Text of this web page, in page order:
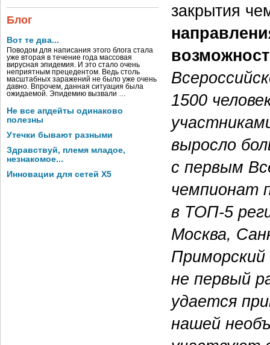
Блог
Вот те два...
Поводом для написания этого блога стала
уже вторая в течение года массовая
вирусная эпидемия. И это стало очень
неприятным прецедентом. Ведь столь
масштабных заражений не было уже очень
давно. Впрочем, данная ситуация была
ожидаемой. Эпидемию вызвали …
Не все апдейты одинаково
полезны
Утечки бывают разными
Здравствуй, племя младое,
незнакомое...
Инновации для сетей X5
закрытия
1500
выросло
с первым
чемпионат
в ТОП-5
Москва,
Приморский
не первый
удается
нашей